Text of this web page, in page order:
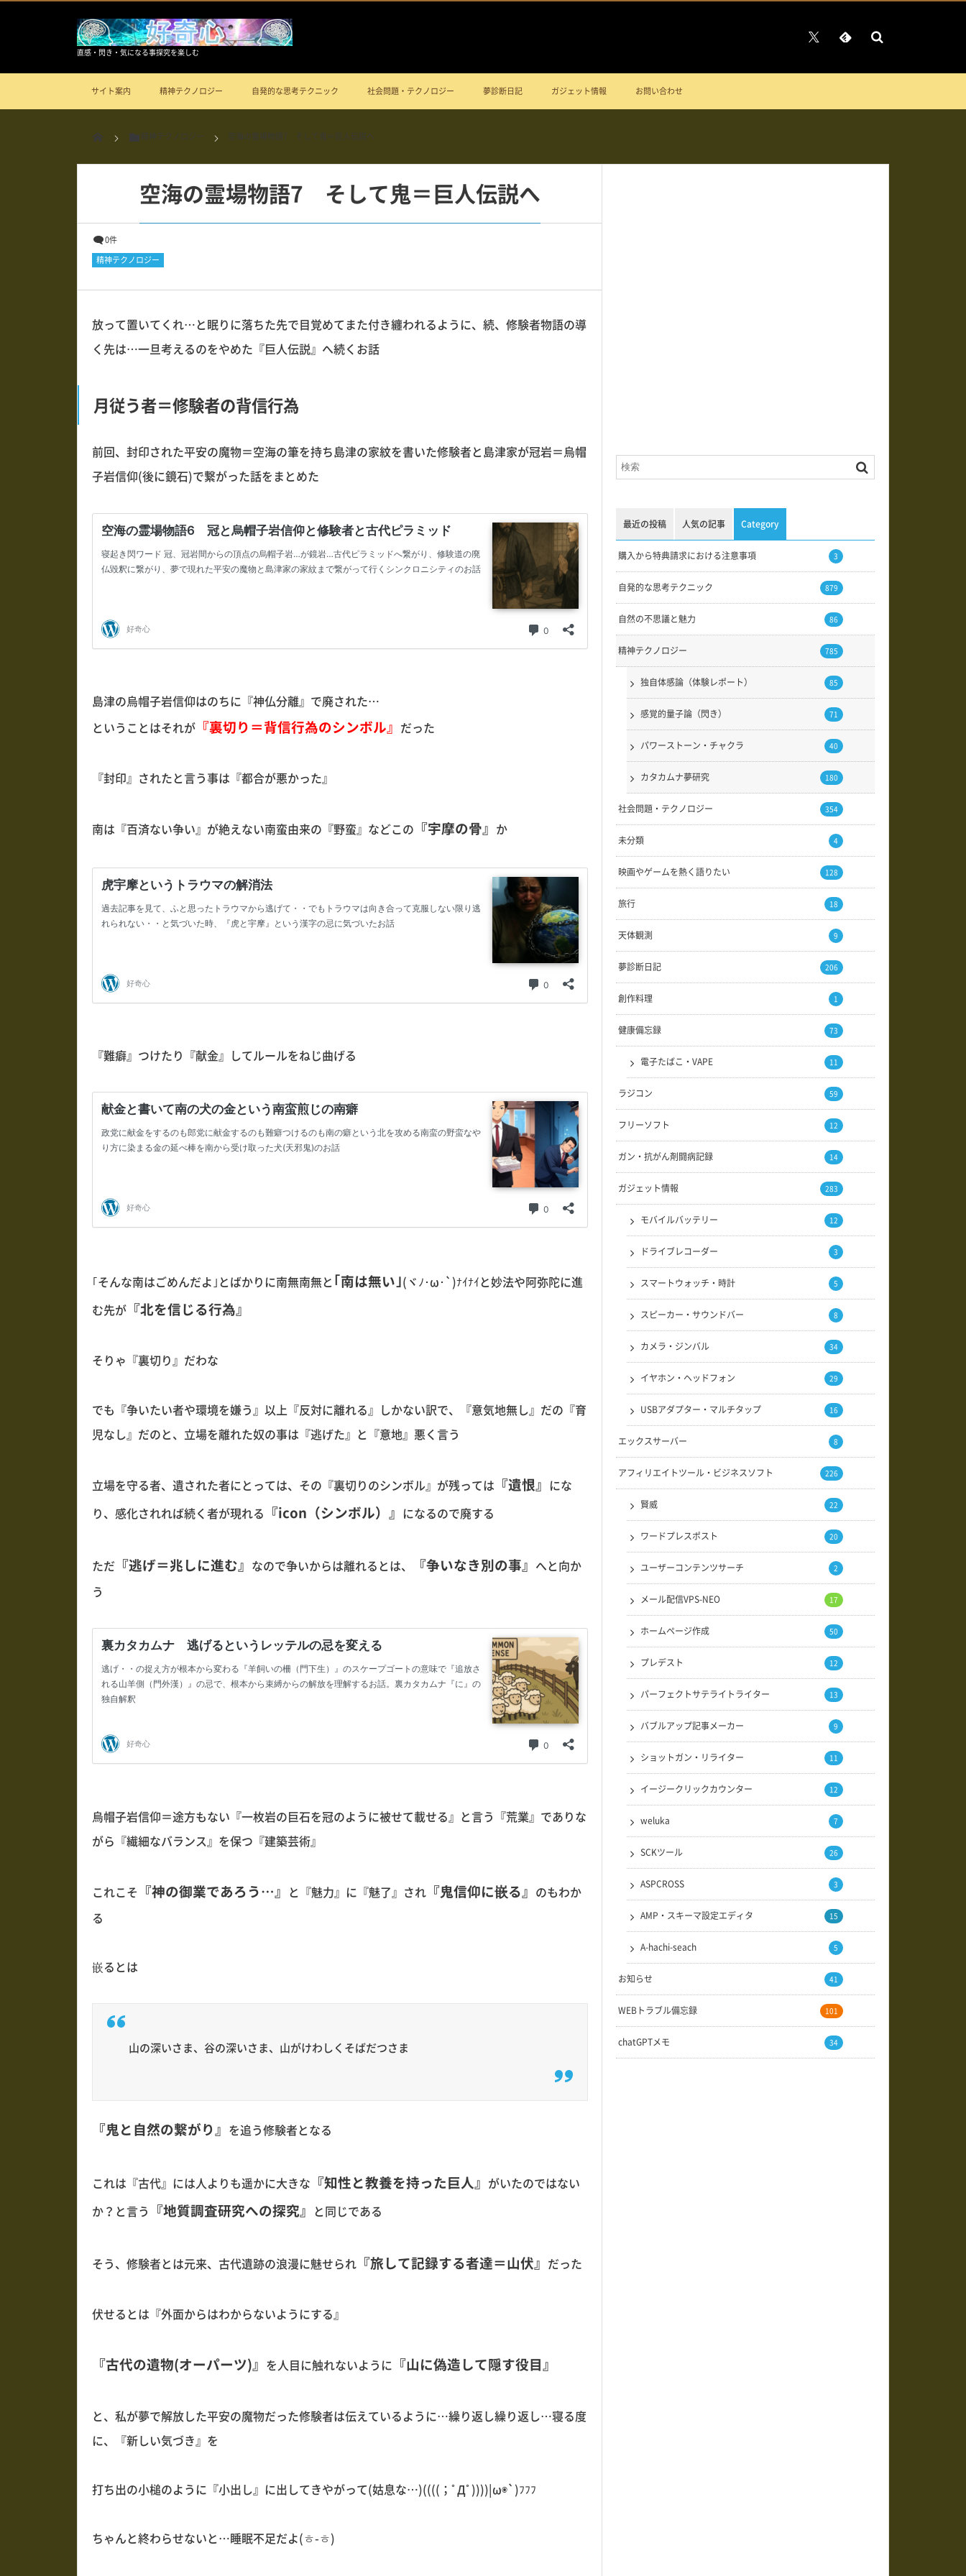
直感・閃き・気になる事探究を楽しむ
サイト案内 精神テクノロジー 自発的な思考テクニック 社会問題・テクノロジー 夢診断日記 ガジェット情報 お問い合わせ
精神テクノロジー 空海の霊場物語7 そして鬼＝巨人伝説へ
空海の霊場物語7 そして鬼＝巨人伝説へ
0件
精神テクノロジー
放って置いてくれ…と眠りに落ちた先で目覚めてまた付き纏われるように、続、修験者物語の導
く先は…一旦考えるのをやめた『巨人伝説』へ続くお話
月従う者＝修験者の背信行為
前回、封印された平安の魔物＝空海の筆を持ち島津の家紋を書いた修験者と島津家が冠岩＝烏帽
子岩信仰(後に鏡石)で繋がった話をまとめた
島津の烏帽子岩信仰はのちに『神仏分離』で廃された…
ということはそれが 『裏切り＝背信行為のシンボル』 だった
『封印』されたと言う事は『都合が悪かった』
南は『百済ない争い』が絶えない南蛮由来の『野蛮』などこの 『宇摩の骨』 か
『難癖』つけたり『献金』してルールをねじ曲げる
｢そんな南はごめんだよ｣とばかりに南無南無と｢南は無い｣(ヾﾉ･ω･`)ﾅｲﾅｲと妙法や阿弥陀に進
む先が 『北を信じる行為』
そりゃ『裏切り』だわな
でも『争いたい者や環境を嫌う』以上『反対に離れる』しかない訳で、『意気地無し』だの『育
児なし』だのと、立場を離れた奴の事は『逃げた』と『意地』悪く言う
立場を守る者、遺された者にとっては、その『裏切りのシンボル』が残っては 『遺恨』 にな
り、感化されれば続く者が現れる 『icon（シンボル）』 になるので廃する
ただ 『逃げ＝兆しに進む』 なので争いからは離れるとは、 『争いなき別の事』 へと向か
う
烏帽子岩信仰＝途方もない『一枚岩の巨石を冠のように被せて載せる』と言う『荒業』でありな
がら『繊細なバランス』を保つ『建築芸術』
これこそ 『神の御業であろう…』 と『魅力』に『魅了』され 『鬼信仰に嵌る』 のもわか
る
嵌るとは
山の深いさま、谷の深いさま、山がけわしくそばだつさま
『鬼と自然の繋がり』 を追う修験者となる
これは『古代』には人よりも遥かに大きな 『知性と教養を持った巨人』 がいたのではない
か？と言う 『地質調査研究への探究』 と同じである
そう、修験者とは元来、古代遺跡の浪漫に魅せられ 『旅して記録する者達＝山伏』 だった
伏せるとは『外面からはわからないようにする』
『古代の遺物(オーパーツ)』 を人目に触れないように 『山に偽造して隠す役目』
と、私が夢で解放した平安の魔物だった修験者は伝えているように…繰り返し繰り返し…寝る度
に、『新しい気づき』を
打ち出の小槌のように『小出し』に出してきやがって(姑息な…)((((；ﾟДﾟ))))|ω◉`)ﾌﾌﾌ
ちゃんと終わらせないと…睡眠不足だよ(ㅎ-ㅎ)
最近の投稿 人気の記事 Category
購入から特典請求における注意事項 3
自発的な思考テクニック 879
自然の不思議と魅力 86
精神テクノロジー 785
独自体感論（体験レポート） 85
感覚的量子論（閃き） 71
パワーストーン・チャクラ 40
カタカムナ夢研究 180
社会問題・テクノロジー 354
未分類 4
映画やゲームを熱く語りたい 128
旅行 18
天体観測 9
夢診断日記 206
創作料理 1
健康備忘録 73
電子たばこ・VAPE 11
ラジコン 59
フリーソフト 12
ガン・抗がん剤闘病記録 14
ガジェット情報 283
モバイルバッテリー 12
ドライブレコーダー 3
スマートウォッチ・時計 5
スピーカー・サウンドバー 8
カメラ・ジンバル 34
イヤホン・ヘッドフォン 29
USBアダプター・マルチタップ 16
エックスサーバー 8
アフィリエイトツール・ビジネスソフト 226
賢威 22
ワードプレスポスト 20
ユーザーコンテンツサーチ 2
メール配信VPS-NEO 17
ホームページ作成 50
プレデスト 12
パーフェクトサテライトライター 13
バブルアップ記事メーカー 9
ショットガン・リライター 11
イージークリックカウンター 12
weluka 7
SCKツール 26
ASPCROSS 3
AMP・スキーマ設定エディタ 15
A-hachi-seach 5
お知らせ 41
WEBトラブル備忘録 101
chatGPTメモ 34